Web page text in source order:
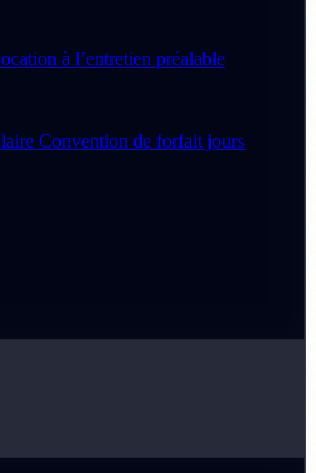
à l’entretien préalable
Convention de forfait jours